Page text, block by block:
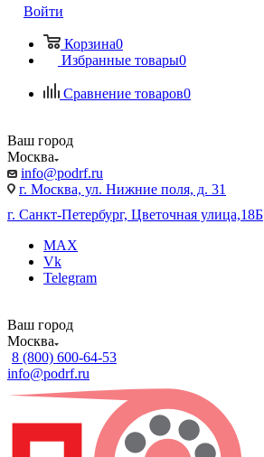
Войти
Корзина0
Избранные товары0
Сравнение товаров0
Ваш город
Москва
info@podrf.ru
г. Москва, ул. Нижние поля, д. 31
г. Санкт-Петербург, Цветочная улица,18Б
MAX
Vk
Telegram
Ваш город
Москва
8 (800) 600-64-53
info@podrf.ru